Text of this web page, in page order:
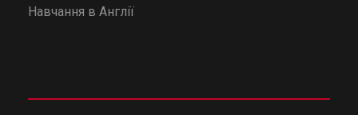
Навчання в Англії